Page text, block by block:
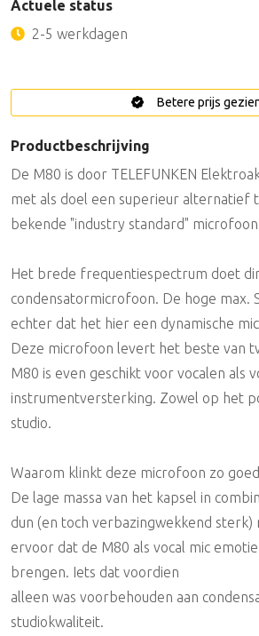
Actuele status
2-5 werkdagen
Betere prijs
Productbeschrijving
De M80 is door TELEFUNKEN
met als doel een superieur alternatief
bekende "industry standard"
Het brede frequentiespectrum doet
condensatormicrofoon. De hoge max.
echter dat het hier een dynamische
Deze microfoon levert het beste van
M80 is even geschikt voor vocalen als
instrumentversterking. Zowel op het
studio.
Waarom klinkt deze microfoon zo
De lage massa van het kapsel in
dun (en toch verbazingwekkend
ervoor dat de M80 als vocal mic
brengen. Iets dat voordien
alleen was voorbehouden aan
studiokwaliteit.